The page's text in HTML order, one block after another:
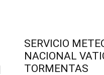
SERVICIO
NACIONAL
TORMENTAS